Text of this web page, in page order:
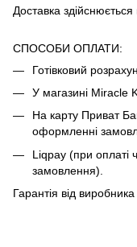
Доставка здійснюється
СПОСОБИ ОПЛАТИ:
Готівковий
У магазині Miracle
На карту Приват
оформленні
Liqpay (при оплаті
замовлення).
Гарантія від виробника